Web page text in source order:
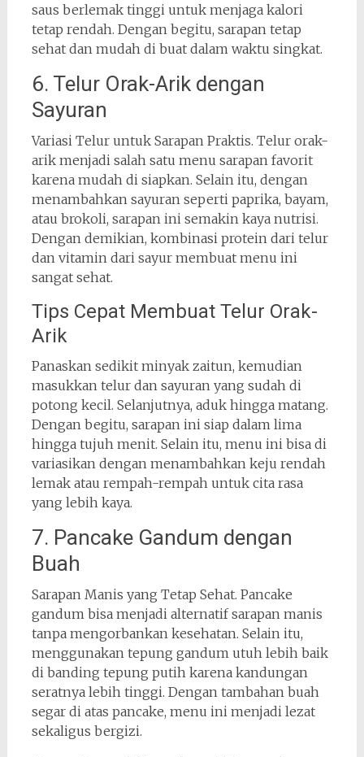
saus berlemak tinggi untuk menjaga kalori
tetap rendah. Dengan begitu, sarapan tetap
sehat dan mudah di buat dalam waktu singkat.
6. Telur Orak-Arik dengan
Sayuran
Variasi Telur untuk Sarapan Praktis. Telur orak-
arik menjadi salah satu menu sarapan favorit
karena mudah di siapkan. Selain itu, dengan
menambahkan sayuran seperti paprika, bayam,
atau brokoli, sarapan ini semakin kaya nutrisi.
Dengan demikian, kombinasi protein dari telur
dan vitamin dari sayur membuat menu ini
sangat sehat.
Tips Cepat Membuat Telur Orak-
Arik
Panaskan sedikit minyak zaitun, kemudian
masukkan telur dan sayuran yang sudah di
potong kecil. Selanjutnya, aduk hingga matang.
Dengan begitu, sarapan ini siap dalam lima
hingga tujuh menit. Selain itu, menu ini bisa di
variasikan dengan menambahkan keju rendah
lemak atau rempah-rempah untuk cita rasa
yang lebih kaya.
7. Pancake Gandum dengan
Buah
Sarapan Manis yang Tetap Sehat. Pancake
gandum bisa menjadi alternatif sarapan manis
tanpa mengorbankan kesehatan. Selain itu,
menggunakan tepung gandum utuh lebih baik
di banding tepung putih karena kandungan
seratnya lebih tinggi. Dengan tambahan buah
segar di atas pancake, menu ini menjadi lezat
sekaligus bergizi.